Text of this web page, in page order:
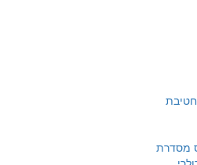
חטיבת
מסדרת